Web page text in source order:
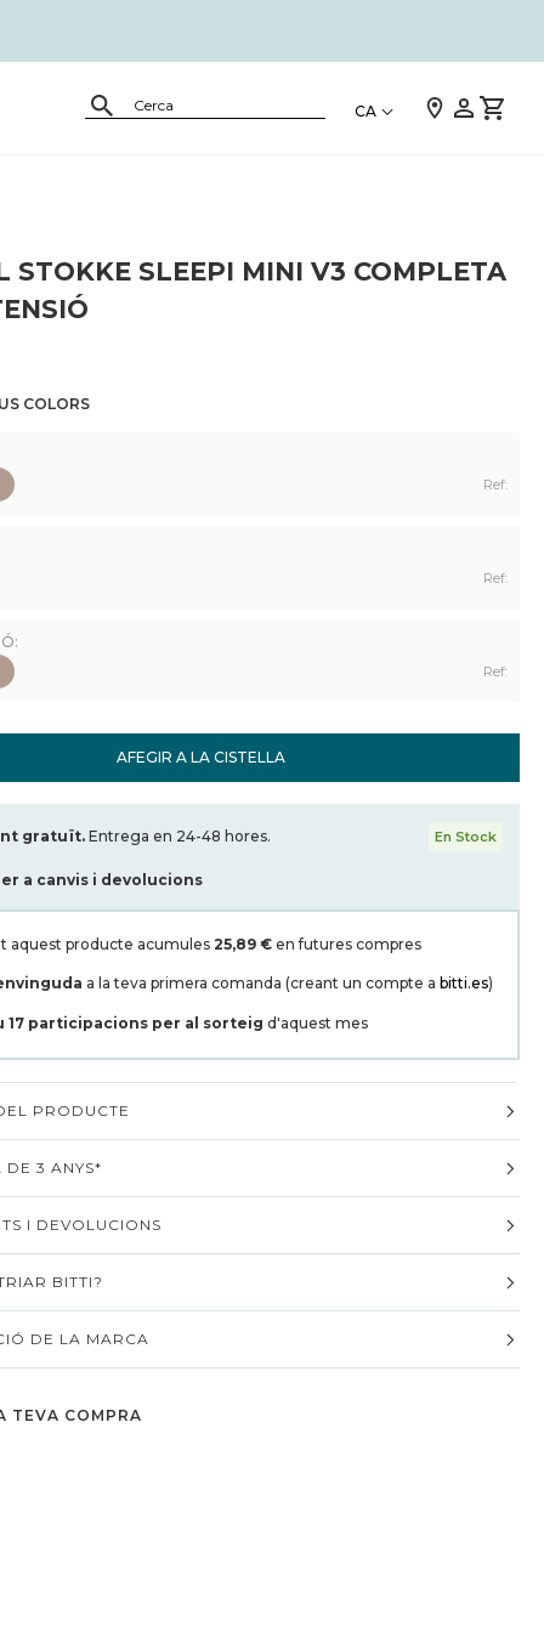
CA
STOKKE SLEEPI MINI V3 COMPLETA
COLORS
Ref:
Ref:
Ref:
AFEGIR A LA CISTELLA
gratuït. Entrega en 24-48 hores. En Stock
a canvis i devolucions
aquest producte acumules 25,89 € en futures compres
a la teva primera comanda (creant un compte a bitti.es)
17 participacions per al sorteig d'aquest mes
PRODUCTE
DE 3 ANYS*
I DEVOLUCIONS
BITTI?
DE LA MARCA
TEVA COMPRA